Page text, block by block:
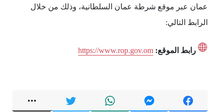
عمان عبر موقع شرطة عمان السلطانية، وذلك من خلال
الرابط التالي:
رابط الموقع: https://www.rop.gov.om